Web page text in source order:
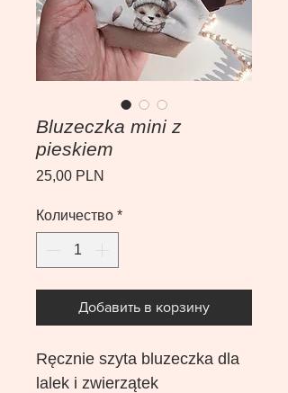
Bluzeczka mini z
pieskiem
25,00 PLN
Количество *
Добавить в корзину
Ręcznie szyta bluzeczka dla
lalek i zwierzątek